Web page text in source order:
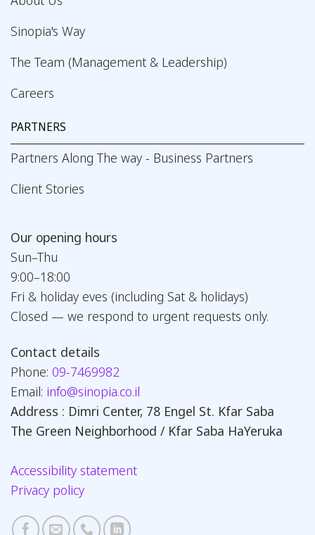
Sinopia's Way
The Team (Management & Leadership)
Careers
PARTNERS
Partners Along The way - Business Partners
Client Stories
Our opening hours
Sun–Thu
9:00–18:00
Fri & holiday eves (including Sat & holidays)
Closed — we respond to urgent requests only.
Contact details
Phone: 09-7469982
Email: info@sinopia.co.il
Address : Dimri Center, 78 Engel St. Kfar Saba
The Green Neighborhood / Kfar Saba HaYeruka
Accessibility statement
Privacy policy